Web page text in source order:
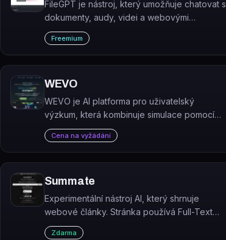
FileGPT je nástroj, který umožňuje chatovat s
dokumenty, audy, videi a webovými
stránkami pomocí GPT-powered AI v
přirozeném jazyce.
Freemium
WEVO
WEVO je AI platforma pro uživatelský
výzkum, která kombinuje simulace pomocí
umělé inteligence s testováním na reálných
uživatelích.
Cena na vyžádání
Summate
Experimentální nástroj AI, který shrnuje
webové články. Stránka používá Full-Text
RSS pro extrakci článků a OpenAI pro shrnutí
Zdarma